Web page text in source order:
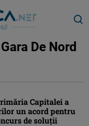
De Nord
Capitalei a
un acord pentru
de soluţii